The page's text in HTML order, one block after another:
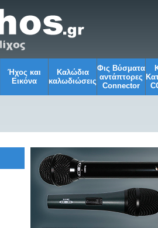
Ήχος και
Εικόνα
Kαλώδια
καλωδιώσεις
Φις Βύσματα
αντάπτορες
Connector